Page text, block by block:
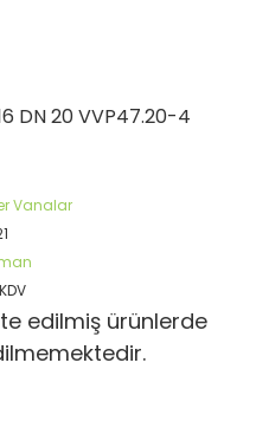
DN 20 VVP47.20-4
Vanalar
edilmiş ürünlerde